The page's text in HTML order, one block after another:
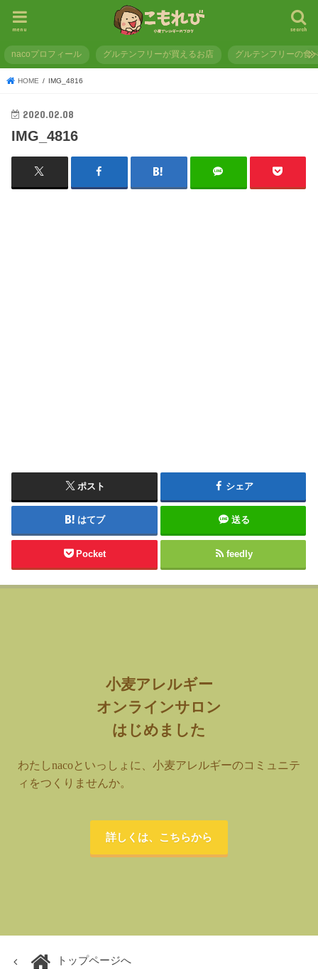
search
menu
nacoプロフィール グルテンフリーが買えるお店 グルテンフリーの食
HOME IMG_4816
2020.02.08
IMG_4816
ポスト シェア
はてブ 送る
Pocket feedly
小麦アレルギー
オンラインサロン
はじめました
わたしnacoといっしょに、小麦アレルギーのコミュニテ
ィをつくりませんか。
詳しくは、こちらから
トップページへ